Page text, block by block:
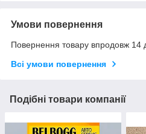
Умови повернення
Повернення товару впродовж 14
Всі умови повернення
Подібні товари компанії